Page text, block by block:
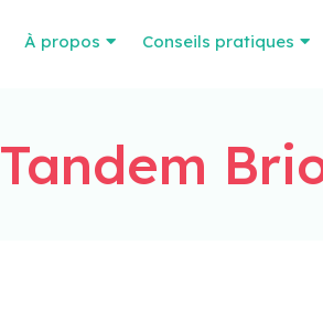
À propos Conseils pratiques
Tandem